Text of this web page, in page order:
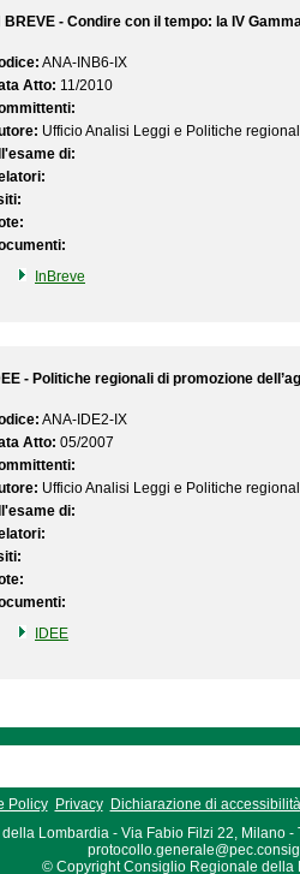
BREVE - Condire con il tempo: la IV
ANA-INB6-IX
Atto: 11/2010
Ufficio Analisi Leggi e Politiche
di:
InBreve
- Politiche regionali di promozione
ANA-IDE2-IX
Atto: 05/2007
Ufficio Analisi Leggi e Politiche
di:
IDEE
Policy Privacy Dichiarazione di accessibilità
Lombardia - Via Fabio Filzi 22, Milano -
© Copyright Consiglio Regionale della